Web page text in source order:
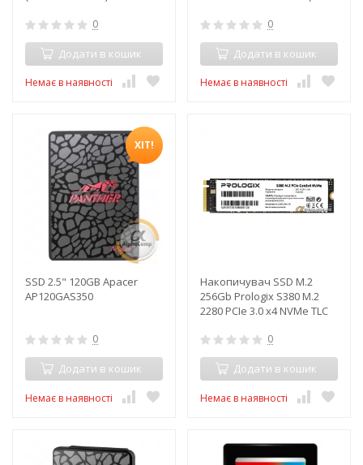
0
Додати в кошик
Немає в наявності
0
Додати в кошик
Немає в наявності
ХІТ!
SSD 2.5" 120GB Apacer
AP120GAS350
0
Додати в кошик
Немає в наявності
Накопичувач SSD M.2
256Gb Prologix S380 M.2
2280 PCIe 3.0 x4 NVMe TLC
0
Додати в кошик
Немає в наявності